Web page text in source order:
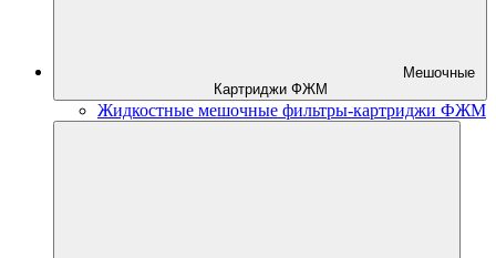
Картриджи ФЖМ
Жидкостные мешочные фильтры-картриджи ФЖМ